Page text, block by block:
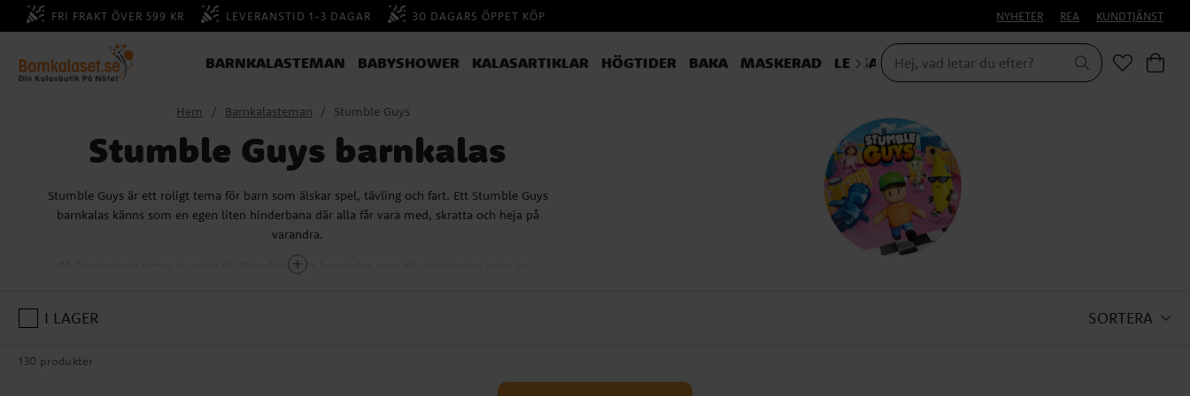
FRI FRAKT ÖVER 599 KR LEVERANSTID 1-3 DAGAR 30 DAGARS ÖPPET KÖP NYHETER REA KUNDTJÄNST
BARNKALASTEMAN BABYSHOWER KALASARTIKLAR HÖGTIDER BAKA MASKERAD LEKSAKER & PRESENTER
Hem Barnkalasteman Stumble Guys
Stumble Guys barnkalas
Stumble Guys är ett roligt tema för barn som älskar spel, tävling och fart. Ett Stumble Guys
barnkalas känns som en egen liten hinderbana där alla får vara med, skratta och heja på
varandra.
På Barnkalaset hittar du pynt till Stumble Guys barnkalas som gör dukningen extra kul.
balanserar med ballonger eller springer en lekfull hinderbana. Då blir barnkalaset ett spelkalas
I LAGER SORTERA
130 produkter